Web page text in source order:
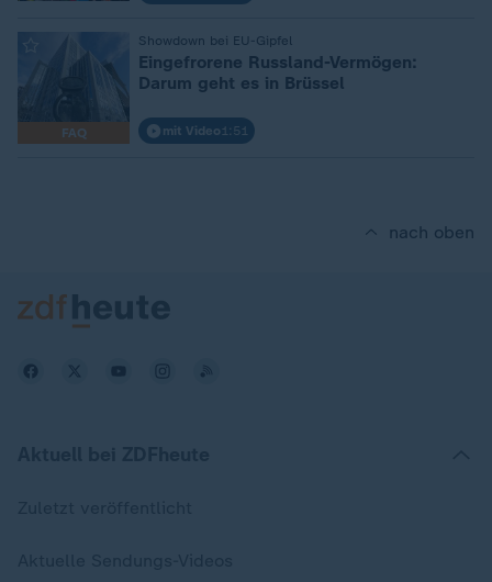
FAQ
Showdown bei EU-Gipfel
Eingefrorene Russland-Vermögen:
Darum geht es in Brüssel
mit Video 1:51
nach oben